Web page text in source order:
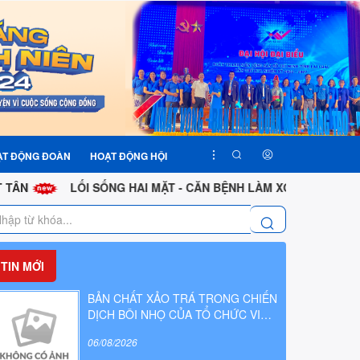
ĐỘNG ĐOÀN HOẠT ĐỘNG HỘI
LỐI SỐNG HAI MẶT - CĂN BỆNH LÀM XÓI MÒN PHẨM CHẤT
TIN MỚI
BẢN CHẤT XẢO TRÁ TRONG CHIẾN
DỊCH BÔI NHỌ CỦA TỔ CHỨC VIỆT
06/08/2026